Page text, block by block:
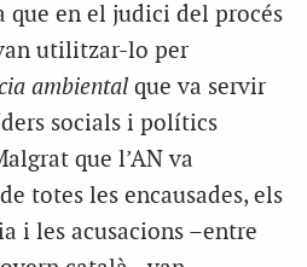
que en el judici del procés
utilitzar-lo per
ambiental que va servir
socials i polítics
que l’AN va
totes les encausades, els
i les acusacions –entre